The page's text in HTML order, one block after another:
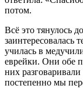
потом.
Всё это тянулось
заинтересовалась
училась в
еврейки. Они обе
них
постепенно мы